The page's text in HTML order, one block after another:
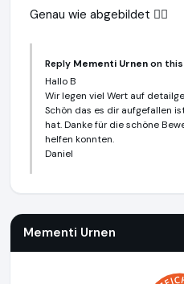
Genau wie abgebildet 👌🏻
Reply Mementi Urnenon this
Hallo B
Wir legen viel Wert auf
Schön das es dir aufgefallen
hat. Danke für die schöne
helfen konnten.
Daniel
Mementi Urnen